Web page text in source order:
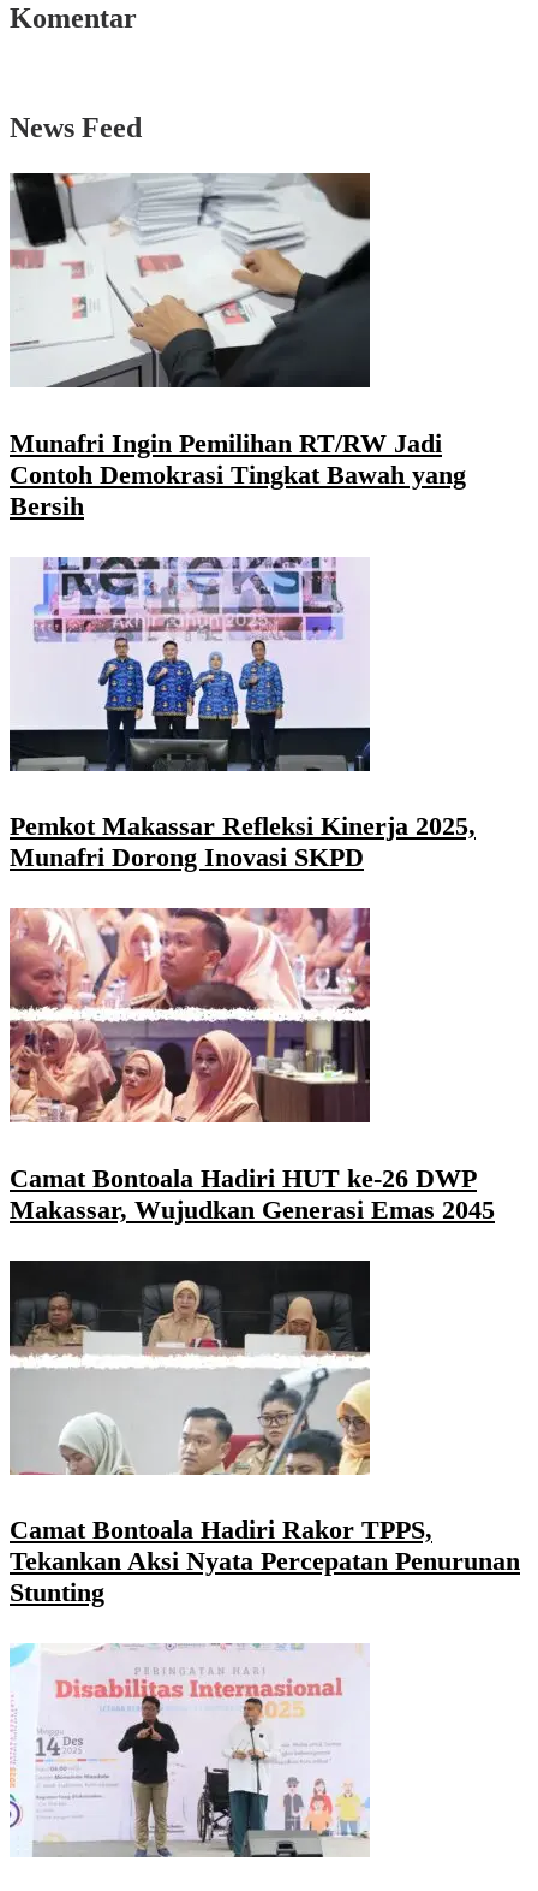
Komentar
News Feed
Munafri Ingin Pemilihan RT/RW Jadi
Contoh Demokrasi Tingkat Bawah yang
Bersih
Pemkot Makassar Refleksi Kinerja 2025,
Munafri Dorong Inovasi SKPD
Camat Bontoala Hadiri HUT ke-26 DWP
Makassar, Wujudkan Generasi Emas 2045
Camat Bontoala Hadiri Rakor TPPS,
Tekankan Aksi Nyata Percepatan Penurunan
Stunting